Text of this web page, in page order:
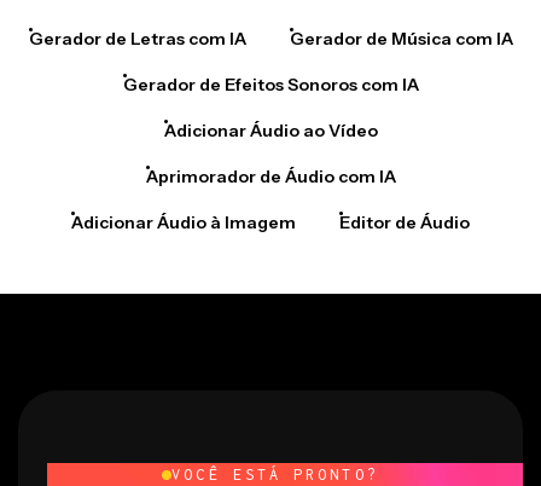
Gerador de Letras com IA Gerador de Música com IA
Gerador de Efeitos Sonoros com IA
Adicionar Áudio ao Vídeo
Aprimorador de Áudio com IA
Adicionar Áudio à Imagem Editor de Áudio
VOCÊ ESTÁ PRONTO?